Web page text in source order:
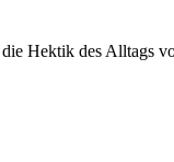
Hektik des Alltags